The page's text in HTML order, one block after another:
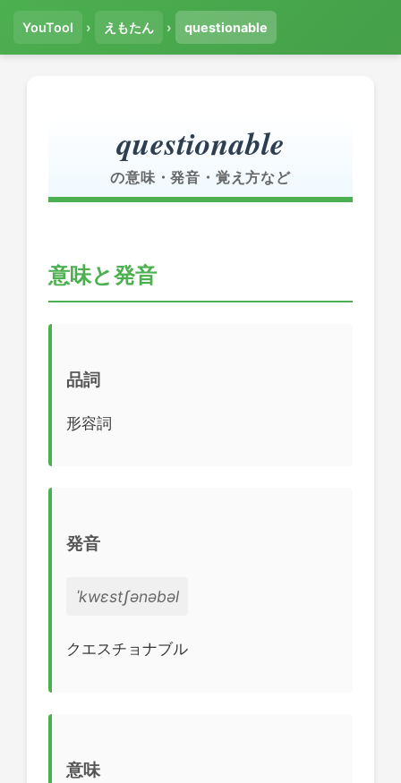
YouTool › えもたん › questionable
questionable
の意味・発音・覚え方など
意味と発音
品詞
形容詞
発音
ˈkwɛstʃənəbəl
クエスチョナブル
意味